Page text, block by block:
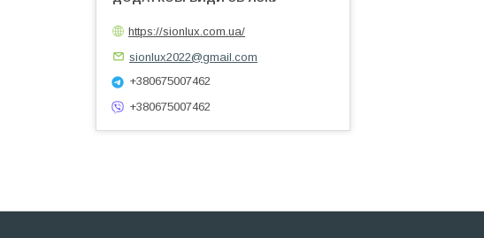
https://sionlux.com.ua/
sionlux2022@gmail.com
+380675007462
+380675007462